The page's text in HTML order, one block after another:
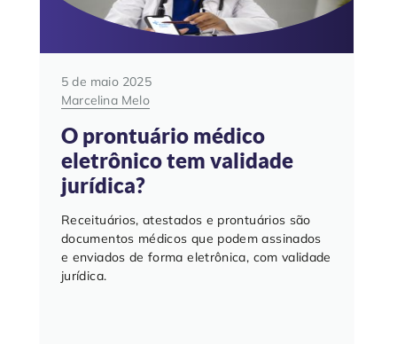
5 de maio 2025
Marcelina Melo
O prontuário médico
eletrônico tem validade
jurídica?
Receituários, atestados e prontuários são
documentos médicos que podem assinados
e enviados de forma eletrônica, com validade
jurídica.